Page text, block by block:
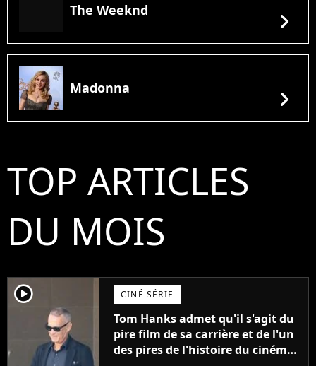
The Weeknd chevron_right
Madonna chevron_right
TOP ARTICLES
DU MOIS
player2 CINÉ SÉRIE
Tom Hanks admet qu'il s'agit du
pire film de sa carrière et de l'un
des pires de l'histoire du cinéma :